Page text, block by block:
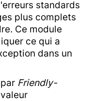
standards
plus complets
Ce module
ce qui a
dans un
Friendly-